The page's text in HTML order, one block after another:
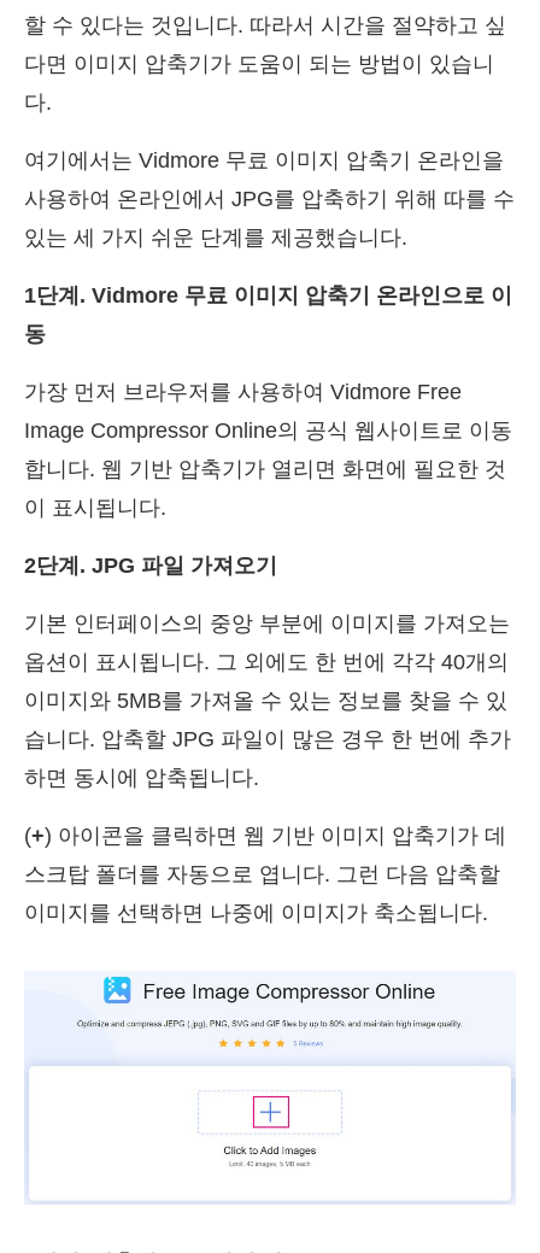
할 수 있다는 것입니다. 따라서 시간을 절약하고 싶
다면 이미지 압축기가 도움이 되는 방법이 있습니
다.
여기에서는 Vidmore 무료 이미지 압축기 온라인을
사용하여 온라인에서 JPG를 압축하기 위해 따를 수
있는 세 가지 쉬운 단계를 제공했습니다.
1단계. Vidmore 무료 이미지 압축기 온라인으로 이
동
가장 먼저 브라우저를 사용하여 Vidmore Free
Image Compressor Online의 공식 웹사이트로 이동
합니다. 웹 기반 압축기가 열리면 화면에 필요한 것
이 표시됩니다.
2단계. JPG 파일 가져오기
기본 인터페이스의 중앙 부분에 이미지를 가져오는
옵션이 표시됩니다. 그 외에도 한 번에 각각 40개의
이미지와 5MB를 가져올 수 있는 정보를 찾을 수 있
습니다. 압축할 JPG 파일이 많은 경우 한 번에 추가
하면 동시에 압축됩니다.
(+) 아이콘을 클릭하면 웹 기반 이미지 압축기가 데
스크탑 폴더를 자동으로 엽니다. 그런 다음 압축할
이미지를 선택하면 나중에 이미지가 축소됩니다.